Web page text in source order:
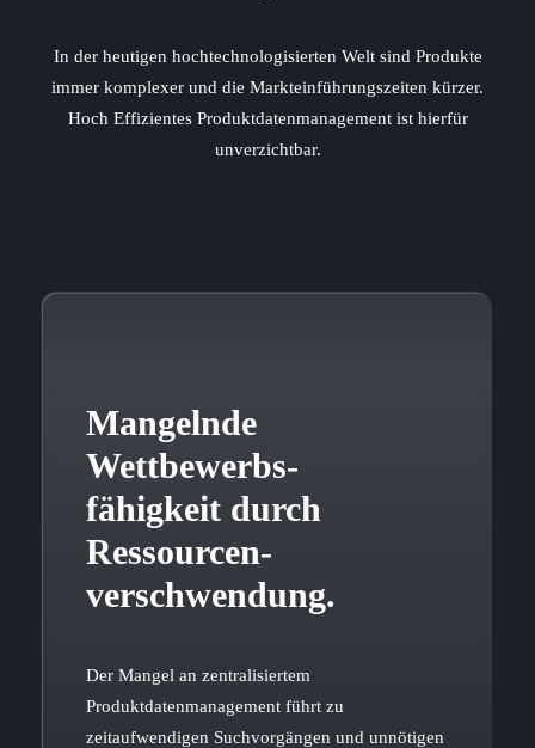
In der heutigen hochtechnologisierten Welt sind Produkte
immer komplexer und die Markteinführungszeiten kürzer.
Hoch Effizientes Produktdatenmanagement ist hierfür
unverzichtbar.
Mangelnde
Wettbewerbs-
fähigkeit durch
Ressourcen-
verschwendung.
Der Mangel an zentralisiertem
Produktdatenmanagement führt zu
zeitaufwendigen Suchvorgängen und unnötigen